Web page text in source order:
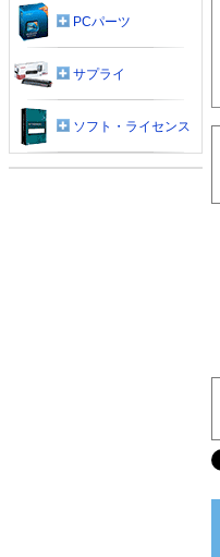
PCパーツ
サプライ
ソフト・ライセンス